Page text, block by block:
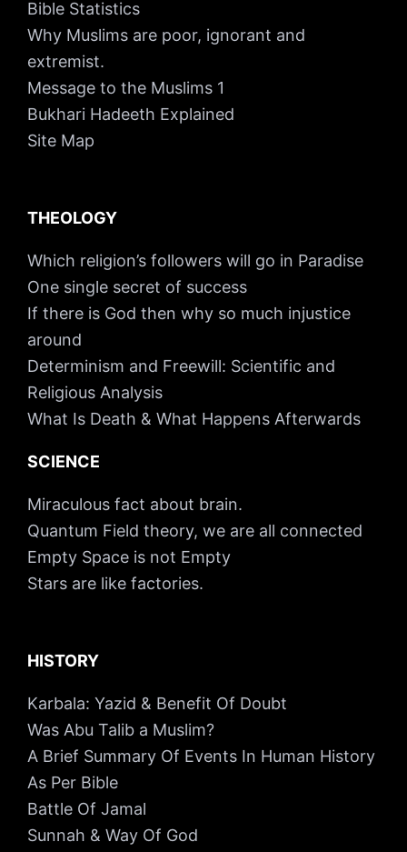
Bible Statistics
Why Muslims are poor, ignorant and
extremist.
Message to the Muslims 1
Bukhari Hadeeth Explained
Site Map
THEOLOGY
Which religion’s followers will go in Paradise
One single secret of success
If there is God then why so much injustice
around
Determinism and Freewill: Scientific and
Religious Analysis
What Is Death & What Happens Afterwards
SCIENCE
Miraculous fact about brain.
Quantum Field theory, we are all connected
Empty Space is not Empty
Stars are like factories.
HISTORY
Karbala: Yazid & Benefit Of Doubt
Was Abu Talib a Muslim?
A Brief Summary Of Events In Human History
As Per Bible
Battle Of Jamal
Sunnah & Way Of God